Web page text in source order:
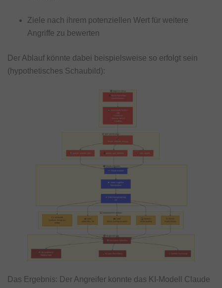
Ziele nach ihrem potenziellen Wert für weitere
Angriffe zu bewerten
Der Ablauf könnte dabei beispielsweise so erfolgt sein
(hypothetisches Schaubild):
Das Ergebnis: Der Angreifer konnte das KI-Modell Claude